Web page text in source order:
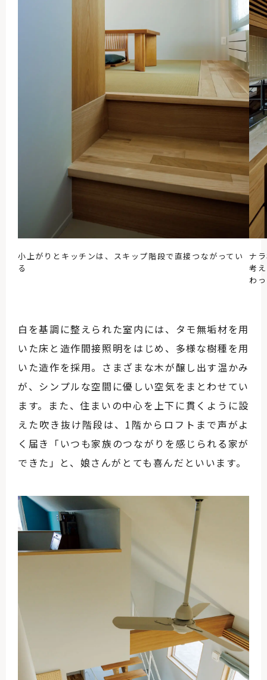
小上がりとキッチンは、スキップ階段で直接つながってい
る
ナ
考
わ
白を基調に整えられた室内には、タモ無垢材を用
いた床と造作間接照明をはじめ、多様な樹種を用
いた造作を採用。さまざまな木が醸し出す温かみ
が、シンプルな空間に優しい空気をまとわせてい
ます。また、住まいの中心を上下に貫くように設
えた吹き抜け階段は、1階からロフトまで声がよ
く届き「いつも家族のつながりを感じられる家が
できた」と、娘さんがとても喜んだといいます。